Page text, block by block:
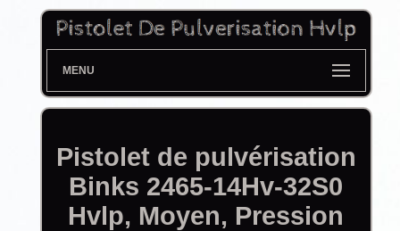
MENU
Pistolet de pulvérisation
Binks 2465-14Hv-32S0
Hvlp, Moyen, Pression